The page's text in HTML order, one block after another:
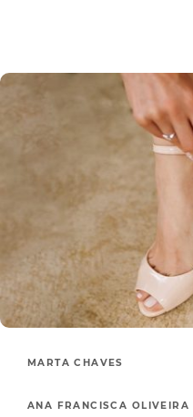
MARTA CHAVES
ANA FRANCISCA OLIVEIRA